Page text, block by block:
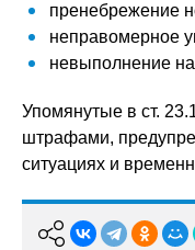
пренебрежение
неправомерное
невыполнение
Упомянутые в ст.
штрафами,
ситуациях и